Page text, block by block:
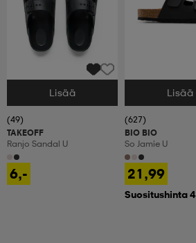
Valitse Koko
Lisää
(49)
TAKEOFF
Ranjo Sandal U
6,-
Valitse Koko
Lisää
(627)
BIO BIO
So Jamie U
21,99
Suositushinta